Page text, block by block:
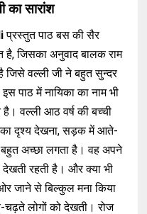
का सारांश
प्रस्तुत पाठ बस की सैर
है, जिसका अनुवाद बालक राम
जिसे वल्ली जी ने बहुत सुन्दर
पाठ में नायिका का नाम भी
है। वल्ली आठ वर्ष की बच्ची
दृश्य देखना, सड़क में आते-
बहुत अच्छा लगता है। वह अपने
रहती है। और क्या भी
जाने से बिल्कुल मना किया
लोगों को देखती। रोज